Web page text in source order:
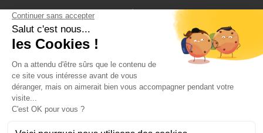
Notre assurance RCP vous protège contre tous les petits bobos
d'un EVG: une cheville en vrac après un paintball? Un tour de cou
après un striptease? Notre assurance vous couvre
Toute reproduction est interdite